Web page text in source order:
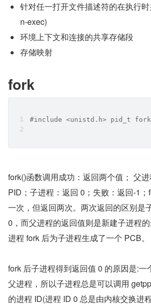
针对任一打开文件描述符的在执行
n-exec)
环境上下文和连接的共享存储段
存储映射
fork
#include <unistd.h> pid_t
fork()函数调用成功：返回两个值； 父
PID；子进程：返回 0；失败：返回-1
一次，但返回两次。两次返回的区别是
0，而父进程的返回值则是新建子进程
进程 fork 后为子进程生成了一个 PCB。
fork 后子进程得到返回值 0 的原因是:一
父进程，所以子进程总是可以调用
的进程 ID(进程 ID 0 总是由内核交换进